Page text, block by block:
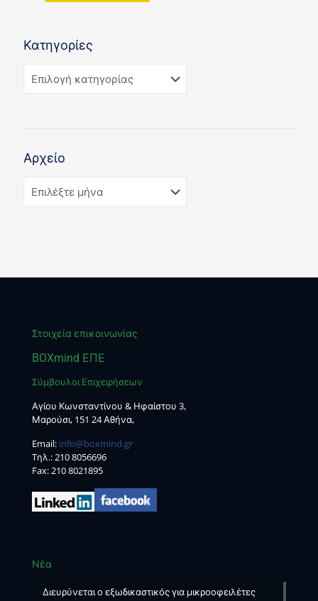
Κατηγορίες
Αρχείο
Στοιχεία επικοινωνίας
BOXmind ΕΠΕ
Σύμβουλοι Επιχειρήσεων
Αγίου Κωνσταντίνου & Ηφαίστου 3,
Μαρούσι, 151 24 Αθήνα,
Email: info@boxmind.gr
Tηλ.:210 8056696
Fax: 210 8021895
Νέα
Διευρύνεται ο εξωδικαστικός για μικροοφειλέτες